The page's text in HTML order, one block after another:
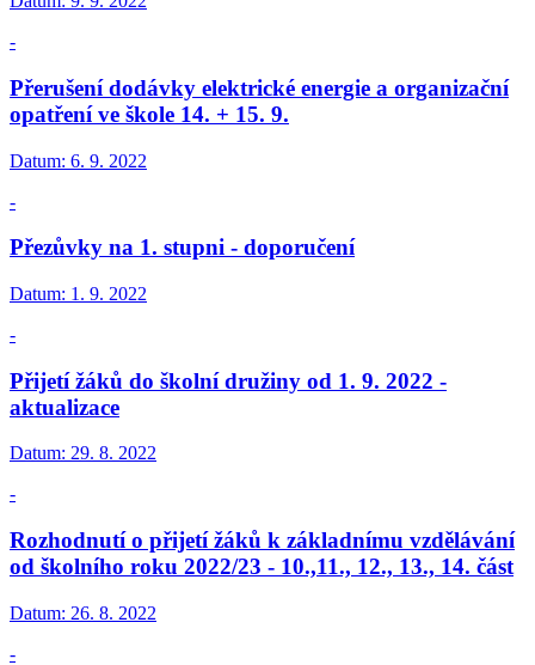
-
Přerušení dodávky elektrické energie a organizační
opatření ve škole 14. + 15. 9.
Datum: 6. 9. 2022
-
Přezůvky na 1. stupni - doporučení
Datum: 1. 9. 2022
-
Přijetí žáků do školní družiny od 1. 9. 2022 -
aktualizace
Datum: 29. 8. 2022
-
Rozhodnutí o přijetí žáků k základnímu vzdělávání
od školního roku 2022/23 - 10.,11., 12., 13., 14. část
Datum: 26. 8. 2022
-